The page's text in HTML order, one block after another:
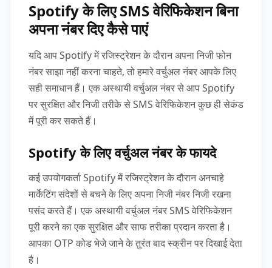
Spotify के लिए SMS वेरिफिकेशन बिना
अपना नंबर दिए कैसे पाएं
यदि आप Spotify में रजिस्ट्रेशन के दौरान अपना निजी फोन
नंबर साझा नहीं करना चाहते, तो हमारे वर्चुअल नंबर आपके लिए
सही समाधान हैं। एक अस्थायी वर्चुअल नंबर से आप Spotify
पर सुरक्षित और निजी तरीके से SMS वेरिफिकेशन कुछ ही सेकंड
में पूरी कर सकते हैं।
Spotify के लिए वर्चुअल नंबर के फायदे
कई उपयोगकर्ता Spotify में रजिस्ट्रेशन के दौरान अनचाहे
मार्केटिंग संदेशों से बचने के लिए अपना निजी नंबर निजी रखना
पसंद करते हैं। एक अस्थायी वर्चुअल नंबर SMS वेरिफिकेशन
पूरी करने का एक सुरक्षित और साफ तरीका प्रदान करता है।
आपका OTP कोड भेजे जाने के तुरंत बाद स्क्रीन पर दिखाई देता
है।